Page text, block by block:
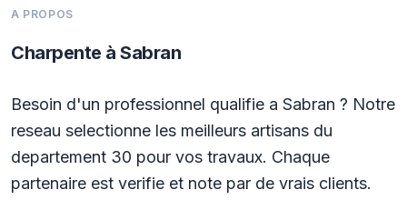
A PROPOS
Charpente à Sabran
Besoin d'un professionnel qualifie a Sabran ? Notre
reseau selectionne les meilleurs artisans du
departement 30 pour vos travaux. Chaque
partenaire est verifie et note par de vrais clients.